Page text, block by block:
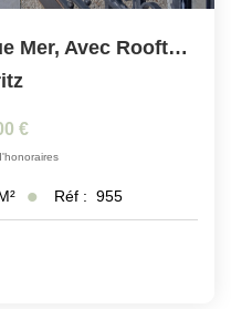
Sublime Appartement Vue Mer, Avec Rooftop Panoramique,...
€
Réf : 955